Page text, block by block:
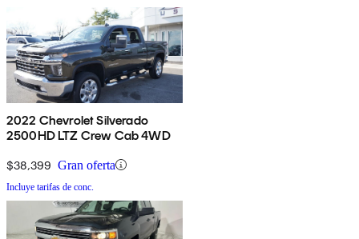
2022 Chevrolet Silverado
2500HD LTZ Crew Cab 4WD
$38,399 Gran oferta
Incluye tarifas de conc.